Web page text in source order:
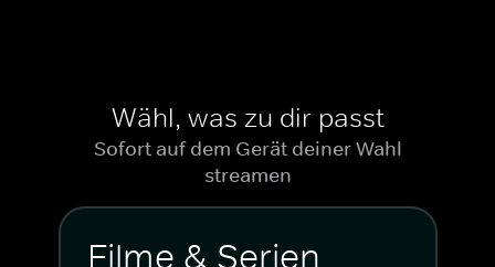
Wähl, was zu dir passt
Sofort auf dem Gerät deiner Wahl
streamen
Filme & Serien